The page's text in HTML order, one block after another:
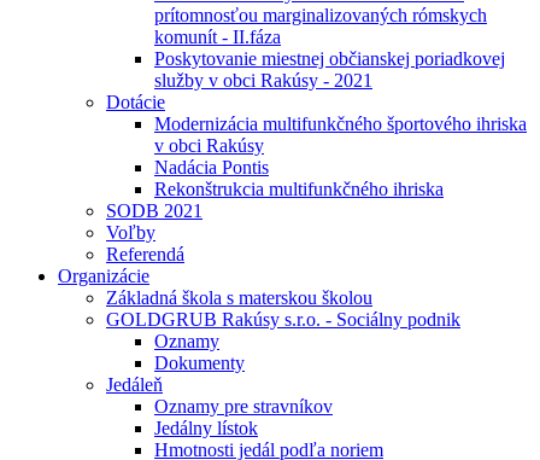
prítomnosťou marginalizovaných rómskych
komunít - II.fáza
Poskytovanie miestnej občianskej poriadkovej
služby v obci Rakúsy - 2021
Dotácie
Modernizácia multifunkčného športového ihriska
v obci Rakúsy
Nadácia Pontis
Rekonštrukcia multifunkčného ihriska
SODB 2021
Voľby
Referendá
Organizácie
Základná škola s materskou školou
GOLDGRUB Rakúsy s.r.o. - Sociálny podnik
Oznamy
Dokumenty
Jedáleň
Oznamy pre stravníkov
Jedálny lístok
Hmotnosti jedál podľa noriem